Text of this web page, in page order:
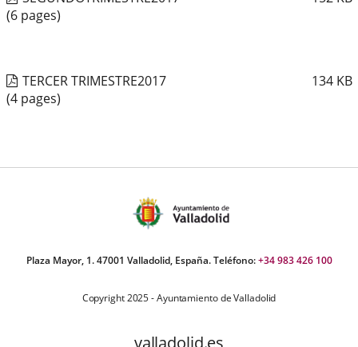
(6 pages)
TERCER TRIMESTRE2017 134 KB
(4 pages)
Plaza Mayor, 1. 47001 Valladolid, España. Teléfono:+34 983 426 100
Copyright 2025 - Ayuntamiento de Valladolid
valladolid.es